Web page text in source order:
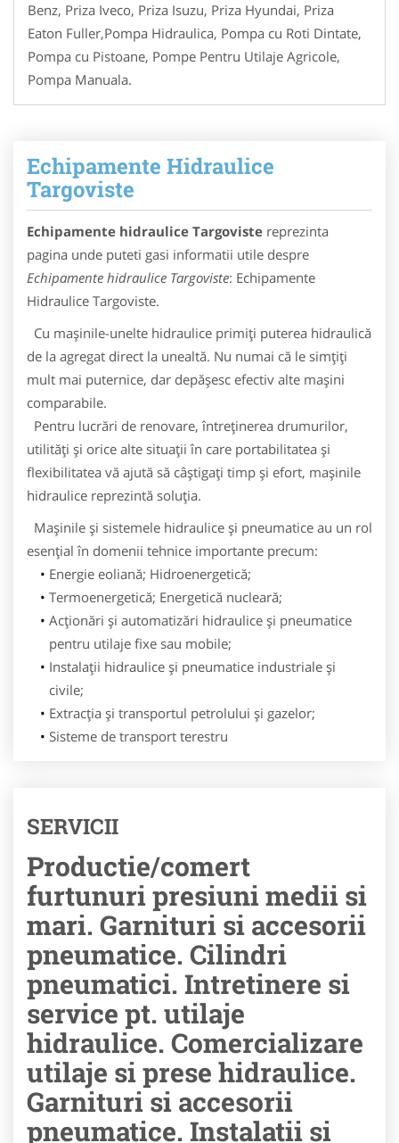
Benz, Priza Iveco, Priza Isuzu, Priza Hyundai, Priza
Eaton Fuller,Pompa Hidraulica, Pompa cu Roti Dintate,
Pompa cu Pistoane, Pompe Pentru Utilaje Agricole,
Pompa Manuala.
Echipamente Hidraulice
Targoviste
Echipamente hidraulice Targoviste reprezinta
pagina unde puteti gasi informatii utile despre
Echipamente hidraulice Targoviste: Echipamente
Hidraulice Targoviste.
Cu maşinile-unelte hidraulice primiţi puterea hidraulică
de la agregat direct la unealtă. Nu numai că le simţiţi
mult mai puternice, dar depăşesc efectiv alte maşini
comparabile.
Pentru lucrări de renovare, întreţinerea drumurilor,
utilităţi şi orice alte situaţii în care portabilitatea şi
flexibilitatea vă ajută să câştigaţi timp şi efort, maşinile
hidraulice reprezintă soluţia.
Maşinile şi sistemele hidraulice şi pneumatice au un rol
esenţial în domenii tehnice importante precum:
Energie eoliană; Hidroenergetică;
Termoenergetică; Energetică nucleară;
Acţionări şi automatizări hidraulice şi pneumatice
pentru utilaje fixe sau mobile;
Instalaţii hidraulice şi pneumatice industriale şi
civile;
Extracţia şi transportul petrolului şi gazelor;
Sisteme de transport terestru
SERVICII
Productie/comert
furtunuri presiuni medii si
mari. Garnituri si accesorii
pneumatice. Cilindri
pneumatici. Intretinere si
service pt. utilaje
hidraulice. Comercializare
utilaje si prese hidraulice.
Garnituri si accesorii
pneumatice. Instalatii si